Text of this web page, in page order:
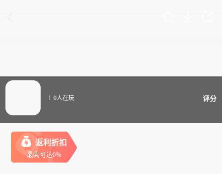
0人在玩 评分
返利折扣
最高可达0%